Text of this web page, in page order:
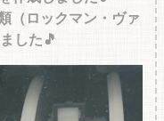
（ロックマン・ヴァ
した🎵